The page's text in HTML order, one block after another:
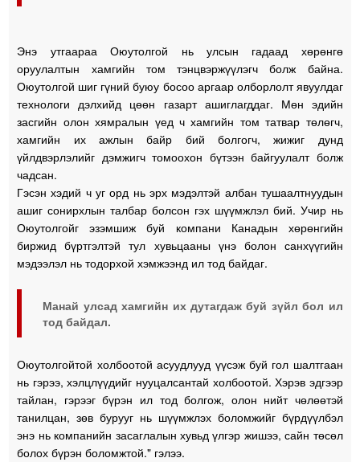
Энэ утгаараа Оюутолгой нь улсын гадаад хөрөнгө
оруулалтын хамгийн том тэнцвэржүүлэгч болж байна.
Оюутолгой шиг гүний буюу босоо аргаар олборлолт явуулдаг
технологи дэлхийд цөөн газарт ашиглагддаг. Мөн эдийн
засгийн олон хямралын үед ч хамгийн том татвар төлөгч,
хамгийн их ажлын байр бий болгогч, жижиг дунд
үйлдвэрлэлийг дэмжигч томоохон бүтээн байгуулалт болж
чадсан.
Гэсэн хэдий ч уг орд нь эрх мэдэлтэй албан тушаалтнуудын
ашиг сонирхлын талбар болсон гэх шүүмжлэл бий. Учир нь
Оюутолгойг эзэмшиж буй компани Канадын хөрөнгийн
биржид бүртгэлтэй тул хувьцааны үнэ болон санхүүгийн
мэдээлэл нь тодорхой хэмжээнд ил тод байдаг.
Манай улсад хамгийн их дутагдаж буй зүйл бол ил
тод байдал.
Оюутолгойтой холбоотой асуудлууд үүсэж буй гол шалтгаан
нь гэрээ, хэлцлүүдийг нууцалсантай холбоотой. Хэрэв эдгээр
тайлан, гэрээг бүрэн ил тод болгож, олон нийт чөлөөтэй
танилцан, зөв бурууг нь шүүмжлэх боломжийг бүрдүүлбэл
энэ нь компанийн засаглалын хувьд үлгэр жишээ, сайн төсөл
болох бүрэн боломжтой." гэлээ.